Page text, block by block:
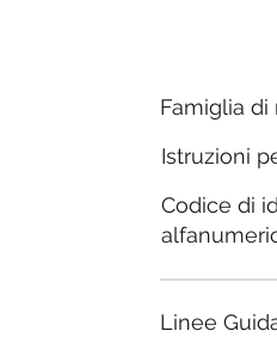
Famiglia di
Istruzioni
Codice di
Linee